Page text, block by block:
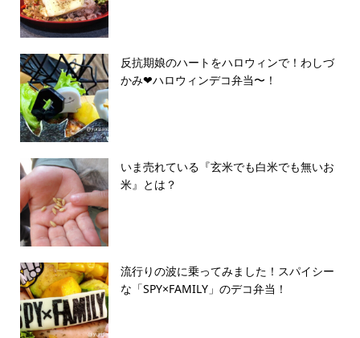
反抗期娘のハートをハロウィンで！わしづ
かみ❤ハロウィンデコ弁当〜！
いま売れている『玄米でも白米でも無いお
米』とは？
流行りの波に乗ってみました！スパイシー
な「SPY×FAMILY」のデコ弁当！